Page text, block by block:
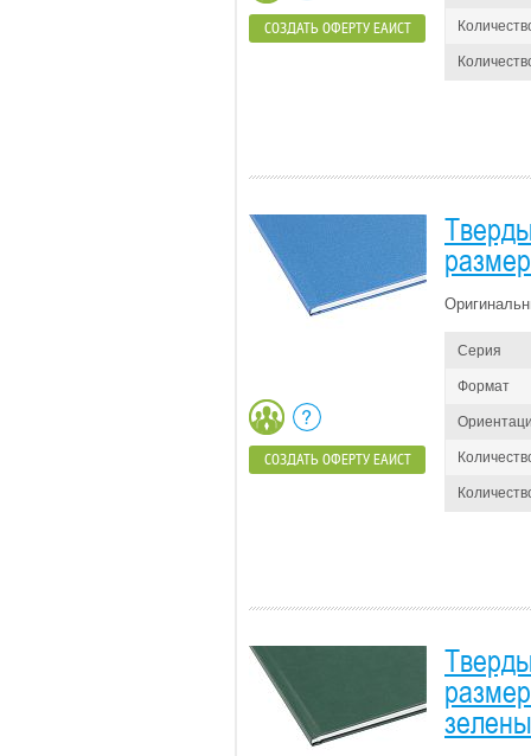
СОЗДАТЬ ОФЕРТУ ЕАИСТ
Серия
Формат
СОЗДАТЬ ОФЕРТУ ЕАИСТ